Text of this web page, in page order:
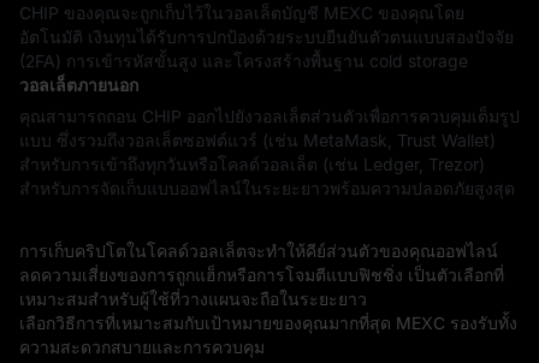
CHIP ของคุณจะถูกเก็บไว้ในวอลเล็ตบัญชี MEXC ของคุณโดย
อัตโนมัติ เงินทุนได้รับการปกป้องด้วยระบบยืนยันตัวตนแบบสองปัจจัย
(2FA) การเข้ารหัสขั้นสูง และโครงสร้างพื้นฐาน cold storage
วอลเล็ตภายนอก
คุณสามารถถอน CHIP ออกไปยังวอลเล็ตส่วนตัวเพื่อการควบคุมเต็มรูป
แบบ ซึ่งรวมถึงวอลเล็ตซอฟต์แวร์ (เช่น MetaMask, Trust Wallet)
สำหรับการเข้าถึงทุกวันหรือโคลด์วอลเล็ต (เช่น Ledger, Trezor)
สำหรับการจัดเก็บแบบออฟไลน์ในระยะยาวพร้อมความปลอดภัยสูงสุด
การเก็บคริปโตในโคลด์วอลเล็ตจะทำให้คีย์ส่วนตัวของคุณออฟไลน์
ลดความเสี่ยงของการถูกแฮ็กหรือการโจมตีแบบฟิชชิ่ง เป็นตัวเลือกที่
เหมาะสมสำหรับผู้ใช้ที่วางแผนจะถือในระยะยาว
เลือกวิธีการที่เหมาะสมกับเป้าหมายของคุณมากที่สุด MEXC รองรับทั้ง
ความสะดวกสบายและการควบคุม